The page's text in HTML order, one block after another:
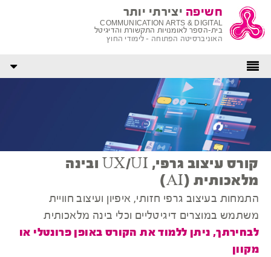
חשיפה יצירתי יותר
COMMUNICATION ARTS & DIGITAL
בית-הספר לאומנויות התקשורת והדיגיטל
האוניברסיטה הפתוחה - לימודי החוץ
קורס עיצוב גרפי, UX/UI ובינה
מלאכותית (AI)
התמחות בעיצוב גרפי חזותי, איפיון ועיצוב חוויית
משתמש במוצרים דיגיטליים וכלי בינה מלאכותית
לבחירתך, ניתן ללמוד את הקורס באופן פרונטלי או
מקוון